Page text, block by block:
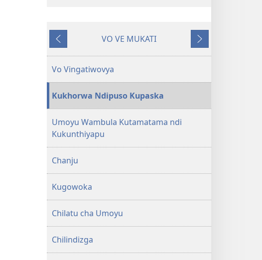
MASU!
Wereriyani
VO VE MUKATI
Panthazi
Vo Vingatiwovya
Kukhorwa Ndipuso Kupaska
Umoyu Wambula Kutamatama ndi
Kukunthiyapu
Chanju
Kugowoka
Chilatu cha Umoyu
Chilindizga